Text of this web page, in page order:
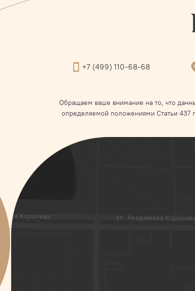
+7 (499) 110-68-68
Обращаем ваше внимание на то, что
определяемой положениями Статьи 437